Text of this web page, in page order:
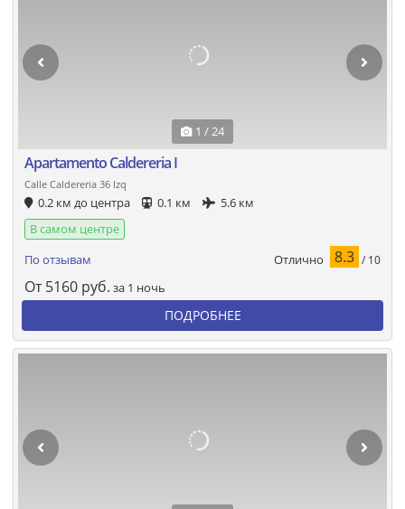
1 / 24
Apartamento Caldereria I
Calle Caldereria 36 Izq
0.2 км до центра 0.1 км
5.6 км
В самом центре
По отзывам
Отлично 8.3 / 10
От 5160 руб. за 1 ночь
ПОДРОБНЕЕ